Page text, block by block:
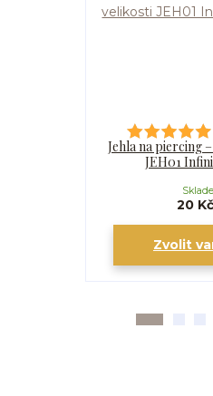
Jehla na piercing
JEH01
20
Zvolit